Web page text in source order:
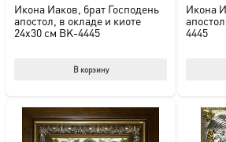
Икона Иаков, брат Господень
апостол, в окладе и киоте
24х30 см BK-4445
В корзину
Икона
4445